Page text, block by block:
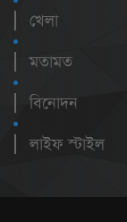
খেলা
মতামত
বিনোদন
লাইফ স্টাইল